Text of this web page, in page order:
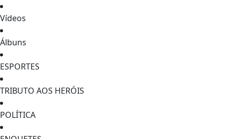
Vídeos
Álbuns
ESPORTES
TRIBUTO AOS HERÓIS
POLÍTICA